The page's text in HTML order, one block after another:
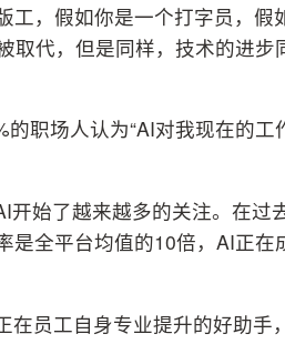
工，假如你是一个打字员，假
取代，但是同样，技术的进步
职场人认为“AI对我现在的工
始了越来越多的关注。在过
全平台均值的10倍，AI正在
员工自身专业提升的好助手